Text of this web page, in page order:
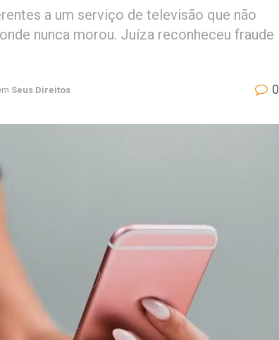
a um serviço de televisão que não
nunca morou. Juíza reconheceu fraude
Seus Direitos 0